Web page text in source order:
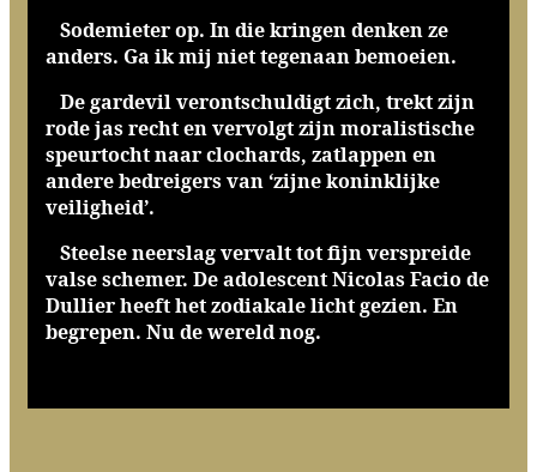
Sodemieter op. In die kringen denken ze
anders. Ga ik mij niet tegenaan bemoeien.
De gardevil verontschuldigt zich, trekt zijn
rode jas recht en vervolgt zijn moralistische
speurtocht naar clochards, zatlappen en
andere bedreigers van ‘zijne koninklijke
veiligheid’.
Steelse neerslag vervalt tot fijn verspreide
valse schemer. De adolescent Nicolas Facio de
Dullier heeft het zodiakale licht gezien. En
begrepen. Nu de wereld nog.